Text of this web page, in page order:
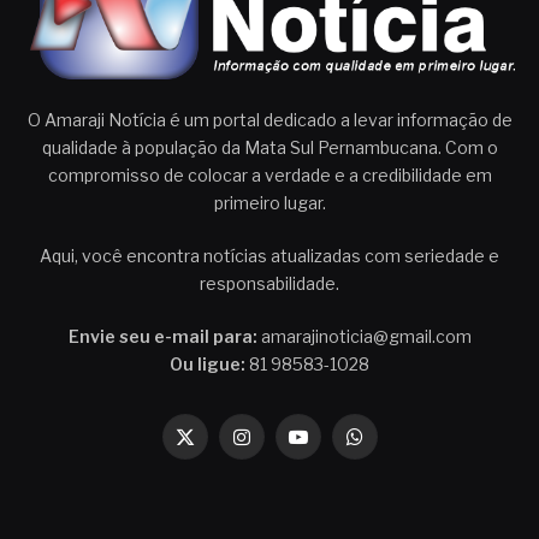
O Amaraji Notícia é um portal dedicado a levar informação de
qualidade à população da Mata Sul Pernambucana. Com o
compromisso de colocar a verdade e a credibilidade em
primeiro lugar.
Aqui, você encontra notícias atualizadas com seriedade e
responsabilidade.
Envie seu e-mail para: amarajinoticia@gmail.com
Ou ligue: 81 98583-1028
X
InstagramYouTubeWhatsApp